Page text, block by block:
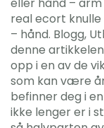
real ecort
– hånd. Blogg,
denne
opp i en av de
som kan være
befinner deg i
ikke lenger er i